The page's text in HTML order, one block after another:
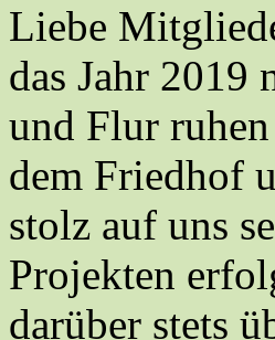
Liebe
das Jahr 2019
und Flur
dem Friedhof
stolz auf uns
Projekten
darüber stets